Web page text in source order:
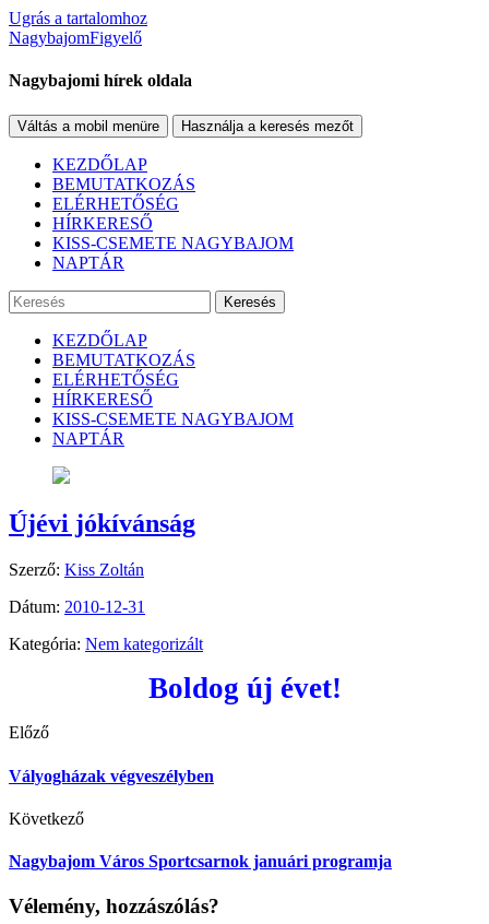
Ugrás a tartalomhoz
NagybajomFigyelő
Nagybajomi hírek oldala
Váltás a mobil menüre Használja a keresés mezőt
KEZDŐLAP
BEMUTATKOZÁS
ELÉRHETŐSÉG
HÍRKERESŐ
KISS-CSEMETE NAGYBAJOM
NAPTÁR
Keresés
KEZDŐLAP
BEMUTATKOZÁS
ELÉRHETŐSÉG
HÍRKERESŐ
KISS-CSEMETE NAGYBAJOM
NAPTÁR
Újévi jókívánság
Szerző: Kiss Zoltán
Dátum: 2010-12-31
Kategória: Nem kategorizált
Boldog új évet!
Előző
Vályogházak végveszélyben
Következő
Nagybajom Város Sportcsarnok januári programja
Vélemény, hozzászólás?